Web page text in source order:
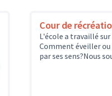
Cour de
L'école a travaillé
Comment éveiller
par ses sens?Nous